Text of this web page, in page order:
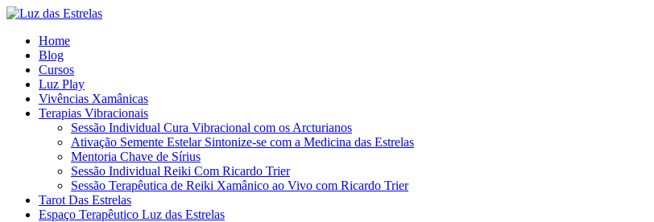
Ir
conteúdo
Home
Blog
Cursos
Luz Play
Vivências Xamânicas
Terapias Vibracionais
Sessão Individual Cura Vibracional com os Arcturianos
Ativação Semente Estelar Sintonize-se com a Medicina das Estrelas
Mentoria Chave de Sírius
Sessão Individual Reiki Com Ricardo Trier
Sessão Terapêutica de Reiki Xamânico ao Vivo com Ricardo Trier
Tarot Das Estrelas
Espaço Terapêutico Luz das Estrelas